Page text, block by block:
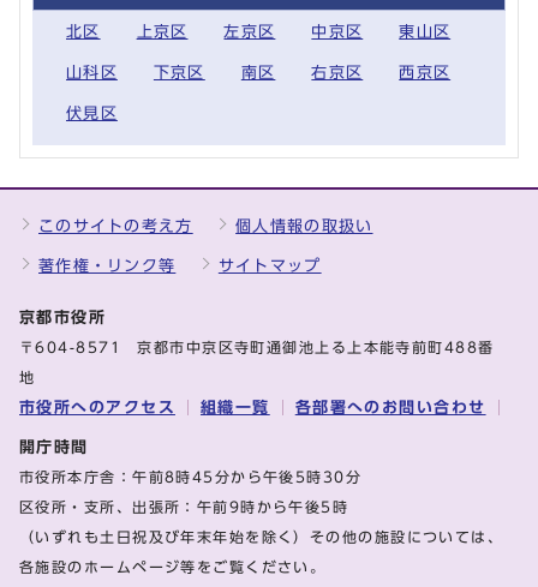
北区 上京区 左京区 中京区 東山区
山科区 下京区 南区 右京区 西京区
伏見区
このサイトの考え方 個人情報の取扱い
著作権・リンク等 サイトマップ
京都市役所
〒604-8571 京都市中京区寺町通御池上る上本能寺前町488番
地
市役所へのアクセス 組織一覧 各部署へのお問い合わせ
開庁時間
市役所本庁舎：午前8時45分から午後5時30分
区役所・支所、出張所：午前9時から午後5時
（いずれも土日祝及び年末年始を除く）その他の施設については、
各施設のホームページ等をご覧ください。